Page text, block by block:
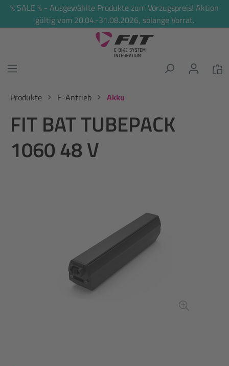
springen
% SALE % - Ausgewählte Produkte zum Vorzugspreis! Aktion
gültig vom 20.04.-31.08.2026, solange Vorrat.
Produkte E-Antrieb Akku
FIT BAT TUBEPACK
1060 48 V